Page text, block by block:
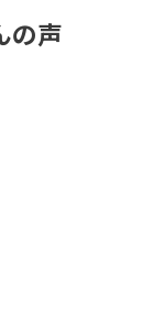
の声